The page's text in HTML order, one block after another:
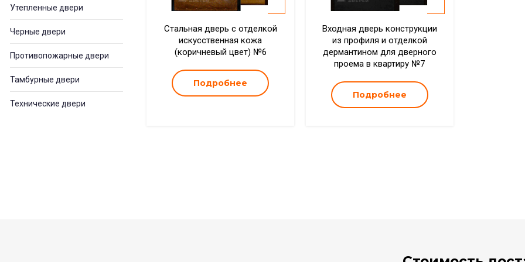
Утепленные двери
Черные двери
Противопожарные двери
Тамбурные двери
Технические двери
Стальная дверь с отделкой
искусственная кожа
(коричневый цвет) №6
Подробнее
Входная дверь конструкции
из профиля и отделкой
дермантином для дверного
проема в квартиру №7
Подробнее